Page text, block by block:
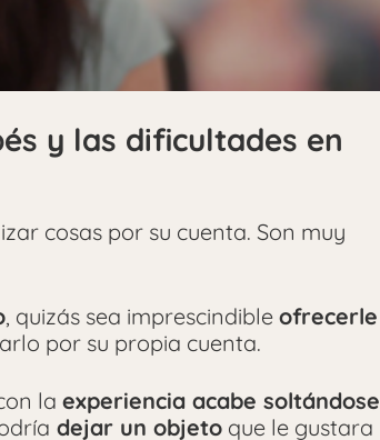
y las dificultades en
cosas por su cuenta. Son muy
, quizás sea imprescindible ofrecerle
por su propia cuenta.
la experiencia acabe soltándose
dejar un objeto que le gustara